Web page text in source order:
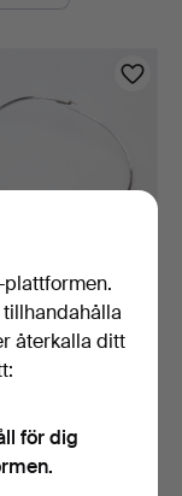
GUNNAR
COLLIER,
återkalla ditt
för dig